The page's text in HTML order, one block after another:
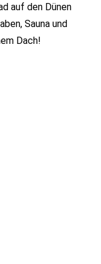
auf den Dünen
Sauna und
Dach!